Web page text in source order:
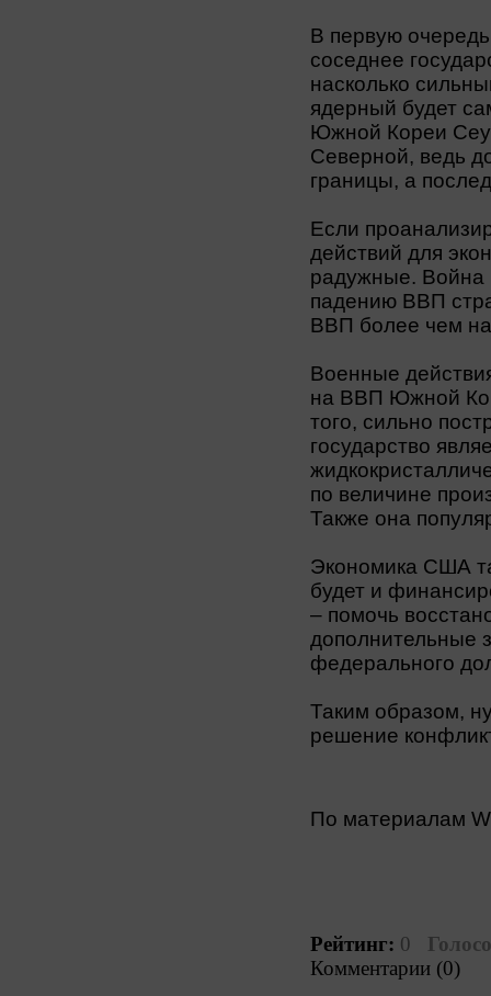
В первую
соседнее
насколько
ядерный будет
Южной Кореи
Северной, ведь
границы, а
Если
действий для
радужные. Война
падению ВВП
ВВП более чем
Военные
на ВВП Южной
того, сильно
государство
по величине
Также она
Экономика США
будет и
– помочь
дополнительные
федерального
Таким образом,
решение
По материалам
Рейтинг: 0
Комментарии (0)